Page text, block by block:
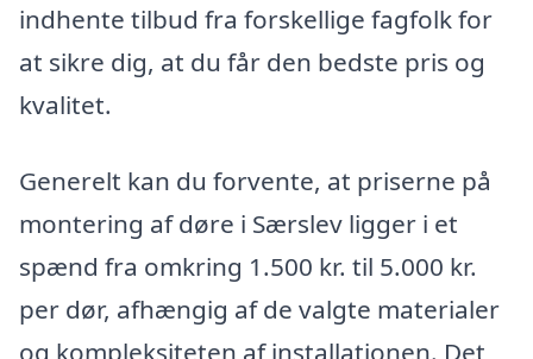
indhente tilbud fra forskellige fagfolk for
at sikre dig, at du får den bedste pris og
kvalitet.
Generelt kan du forvente, at priserne på
montering af døre i Særslev ligger i et
spænd fra omkring 1.500 kr. til 5.000 kr.
per dør, afhængig af de valgte materialer
og kompleksiteten af installationen. Det